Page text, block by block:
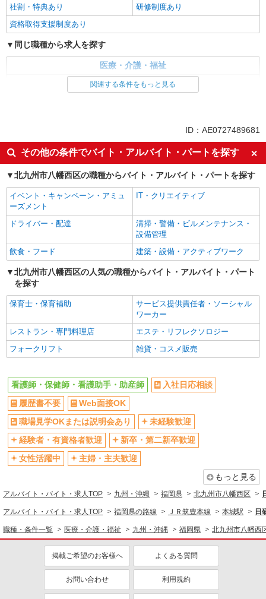
社割・特典あり
研修制度あり
資格取得支援制度あり
同じ職種から求人を探す
医療・介護・福祉
看護師・保健師・看護助手・助産師
週2～3日勤務OK
深夜
交通費支給
社会保険あり
関連する条件をもっと見る
ID：AE0727489681
その他の条件でバイト・アルバイト・パートを探す
北九州市八幡西区の職種からバイト・アルバイト・パートを探す
イベント・キャンペーン・アミュ
ーズメント
IT・クリエイティブ
ドライバー・配達
清掃・警備・ビルメンテナンス・
設備管理
飲食・フード
建築・設備・アクティブワーク
北九州市八幡西区の人気の職種からバイト・アルバイト・パート
を探す
保育士・保育補助
サービス提供責任者・ソーシャル
ワーカー
レストラン・専門料理店
エステ・リフレクソロジー
フォークリフト
雑貨・コスメ販売
看護師・保健師・看護助手・助産師
入社日応相談
履歴書不要
Web面接OK
職場見学OKまたは説明会あり
未経験歓迎
経験者・有資格者歓迎
新卒・第二新卒歓迎
女性活躍中
主婦・主夫歓迎
もっと見る
アルバイト・バイト・求人TOP 九州・沖縄 福岡県 北九州市八幡西区
アルバイト・バイト・求人TOP 福岡県の路線 ＪＲ筑豊本線 本城駅 日
職種・条件一覧 医療・介護・福祉 九州・沖縄 福岡県 北九州市八幡西
掲載ご希望のお客様へ よくある質問
お問い合わせ 利用規約